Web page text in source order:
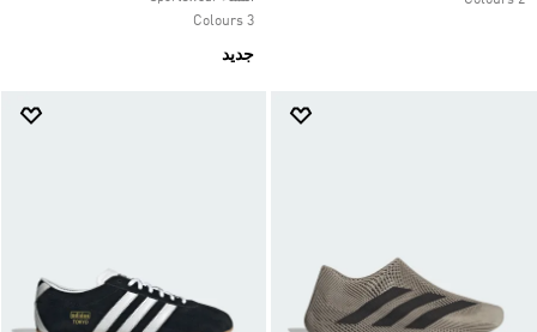
3 Colours
جديد